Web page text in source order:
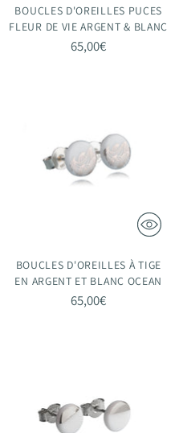
BOUCLES D'OREILLES PUCES
FLEUR DE VIE ARGENT & BLANC
65,00€
BOUCLES D'OREILLES À TIGE
EN ARGENT ET BLANC OCEAN
65,00€